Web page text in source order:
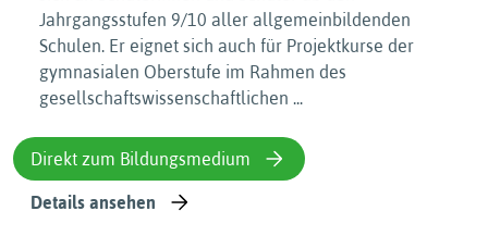
Jahrgangsstufen 9/10 aller allgemeinbildenden
Schulen. Er eignet sich auch für Projektkurse der
gymnasialen Oberstufe im Rahmen des
gesellschaftswissenschaftlichen ...
Direkt zum Bildungsmedium
Details ansehen